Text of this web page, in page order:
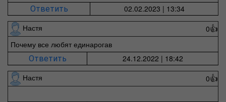
Ответить
02.02.2023 | 13:34
Настя
0👍
Почему все любят единарогав
Ответить
24.12.2022 | 18:42
Настя
0👍